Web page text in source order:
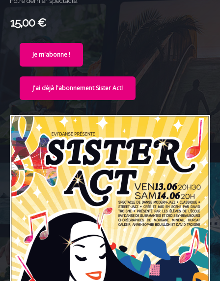
15,00 €
Je m'abonne !
J'ai déjà l'abonnement Sister Act!